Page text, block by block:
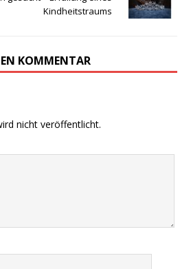
Kindheitstraums
KOMMENTAR
nicht veröffentlicht.